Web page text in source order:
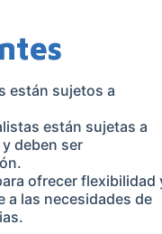
están sujetos a
están sujetas a
deben ser
ofrecer flexibilidad
a las necesidades de